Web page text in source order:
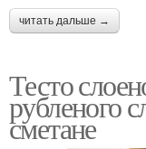
читать дальше →
Тесто
рубленого
сметане